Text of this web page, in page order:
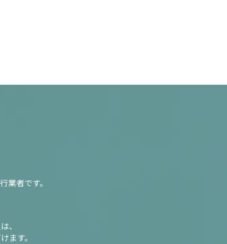
業者です。
、
ます。